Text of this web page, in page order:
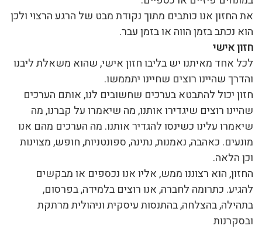
את החזון אנו כותבים מתוך נקודת מבט של הרגע הרצוי ולכן
הוא נכתב בזמן הווה או בזמן עבר.
חזון אישי
לכל אחד מאיתנו יש בליבו חזון אישי, שהוא משאלת ליבנו
והדרך שהיינו רוצים שחיינו יתממשו.
חזון יכול להתבטא בערכים שחשובים לנו, אותם הערכים
שהיינו רוצים שיגדירו אותנו, מה שיאמרו על קברנו, מה
שיאמרו עלינו כשינסו להגדיר אותנו. מה הערכים מהם אנו
מונעים. כאהבה, נאמנות, נתינה, ספונטניות, חופש, מצוינות
וכן הלאה.
החזון, הוא רצוננו ממש, אליו אנו נכספים או מבקשים
להגיע. כתרומה לחברה, אנו רוצים בלמידה, בפרסום,
בתהילה, בהצלחה, בהתנסות עיסקית וניהולית מרתקת
ובסקרנות